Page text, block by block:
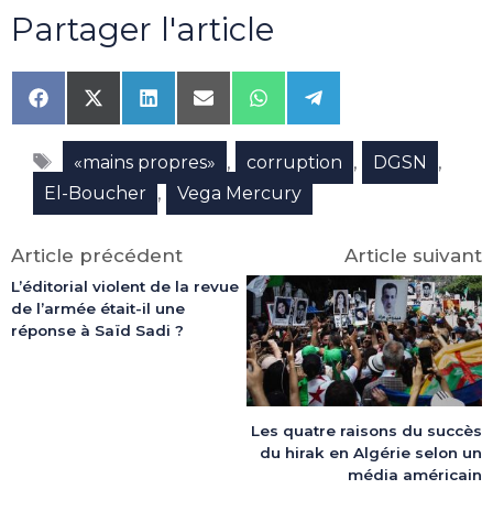
Partager l'article
Share
on
Facebook
Share
on
X
(Twitter)
Share
on
LinkedIn
Share
on
Email
Share
on
WhatsApp
Share
on
Telegram
Étiquettes
«mains propres» , corruption , DGSN ,
El-Boucher , Vega Mercury
Article précédent
L’éditorial violent de la revue
de l’armée était-il une
réponse à Saïd Sadi ?
Article suivant
Les quatre raisons du succès
du hirak en Algérie selon un
média américain